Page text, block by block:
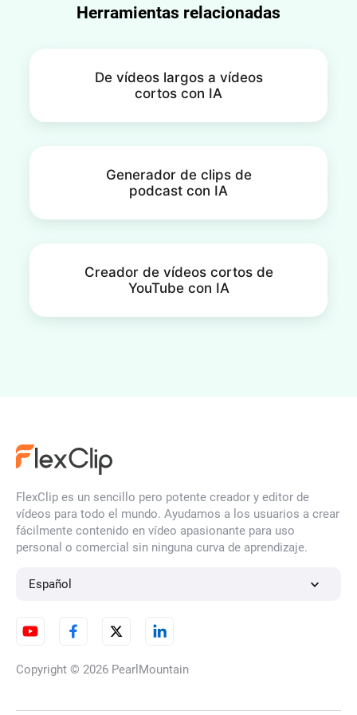
Herramientas relacionadas
De vídeos largos a vídeos
cortos con IA
Generador de clips de
podcast con IA
Creador de vídeos cortos de
YouTube con IA
FlexClip es un sencillo pero potente creador y editor de
vídeos para todo el mundo. Ayudamos a los usuarios a crear
fácilmente contenido en vídeo apasionante para uso
personal o comercial sin ninguna curva de aprendizaje.
Español
Copyright © 2026 PearlMountain